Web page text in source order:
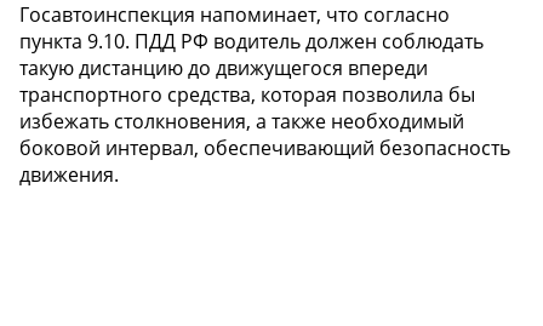
Госавтоинспекция напоминает, что согласно
пункта 9.10. ПДД РФ водитель должен соблюдать
такую дистанцию до движущегося впереди
транспортного средства, которая позволила бы
избежать столкновения, а также необходимый
боковой интервал, обеспечивающий безопасность
движения.